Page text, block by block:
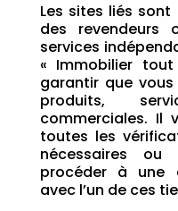
Les sites liés
des revendeurs
services
« Immobilier
garantir que
produits,
commerciales. Il
toutes les
nécessaires
procéder à une
avec l’un de ces